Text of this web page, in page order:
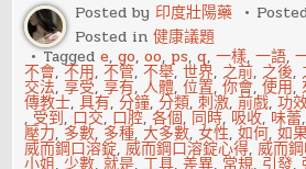
Posted by 印度壯陽藥
Posted in健康議題
Taggede,go,oo, ps,q,一樣,一語,
不會,不用,不管,不舉,世界, 之前, 之後,
交法,享受,享有,人體,位置,你會,使用,
傳教士,具有,分鐘,分類,刺激,前戲,功
, 受到, 口交, 口腔,各個, 同時, 吸收, 味蕾
壓力, 多數, 多種,大多數,女性,如何,如
威而鋼口溶錠,威而鋼口溶錠心得,威而
小姐,少數,就是,工具,差異, 常規, 引發,